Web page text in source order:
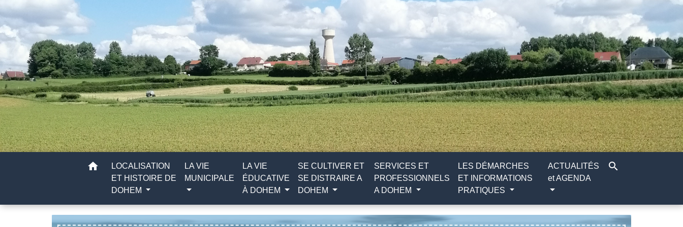
home
LOCALISATION
ET HISTOIRE DE
DOHEM
LA VIE
MUNICIPALE
LA VIE
ÉDUCATIVE
À DOHEM
SE CULTIVER ET
SE DISTRAIRE A
DOHEM
SERVICES ET
PROFESSIONNELS
A DOHEM
LES DÉMARCHES
ET INFORMATIONS
PRATIQUES
ACTUALITÉS
et AGENDA
search